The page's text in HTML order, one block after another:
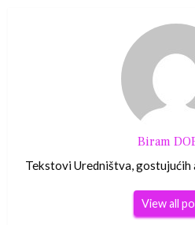
Biram
Tekstovi Uredništva,
View all